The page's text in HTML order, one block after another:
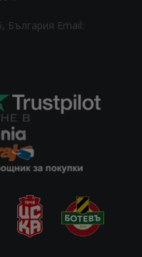
България Email: